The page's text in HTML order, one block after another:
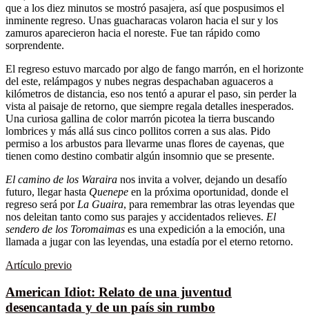
que a los diez minutos se mostró pasajera, así que pospusimos el
inminente regreso. Unas guacharacas volaron hacia el sur y los
zamuros aparecieron hacia el noreste. Fue tan rápido como
sorprendente.
El regreso estuvo marcado por algo de fango marrón, en el horizonte
del este, relámpagos y nubes negras despachaban aguaceros a
kilómetros de distancia, eso nos tentó a apurar el paso, sin perder la
vista al paisaje de retorno, que siempre regala detalles inesperados.
Una curiosa gallina de color marrón picotea la tierra buscando
lombrices y más allá sus cinco pollitos corren a sus alas. Pido
permiso a los arbustos para llevarme unas flores de cayenas, que
tienen como destino combatir algún insomnio que se presente.
El camino de los Waraira nos invita a volver, dejando un desafío
futuro, llegar hasta Quenepe en la próxima oportunidad, donde el
regreso será porLa Guaira, para remembrar las otras leyendas que
nos deleitan tanto como sus parajes y accidentados relieves. El
sendero de los Toromaimas es una expedición a la emoción, una
llamada a jugar con las leyendas, una estadía por el eterno retorno.
Artículo previo
American Idiot: Relato de una juventud
desencantada y de un país sin rumbo